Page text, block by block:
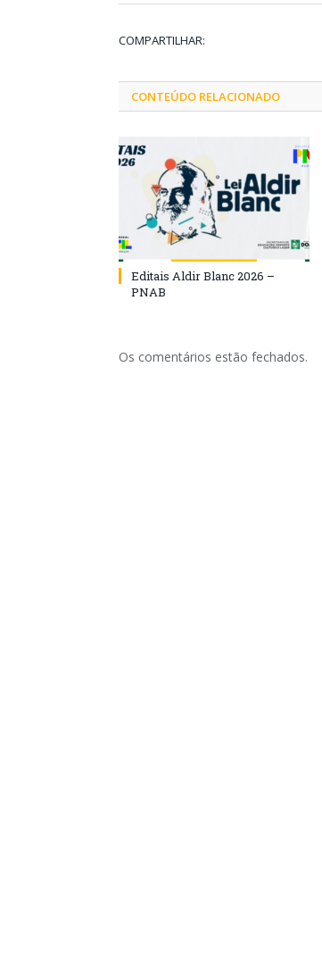
COMPARTILHAR:
CONTEÚDO RELACIONADO
Editais Aldir Blanc 2026 –
PNAB
Os comentários estão fechados.